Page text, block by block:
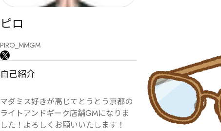
ピロ
PIRO_MMGM
自己紹介
マダミス好きが高じてとうとう京都の
ライトアンドギーク店舗GMになりま
した！よろしくお願いいたします！